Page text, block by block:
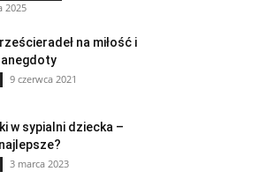
2025
na miłość i
9 czerwca 2021
w sypialni dziecka –
3 marca 2023